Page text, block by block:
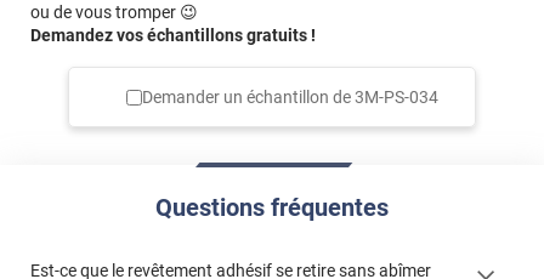
ou de vous tromper 😉
Demandez vos échantillons gratuits !
Demander un échantillon de3M-PS-034
Questions fréquentes
Est-ce que le revêtement adhésif se retire sans abîmer